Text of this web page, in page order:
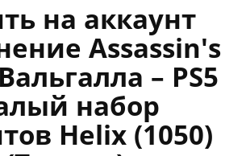
на аккаунт
Assassin's
– PS5
набор
Helix (1050)